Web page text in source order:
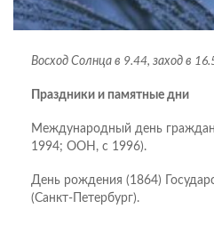
Восход Солнца в 9.44, заход в
Праздники и памятные дни
Международный день
1994; ООН, с 1996).
День рождения (1864)
(Санкт-Петербург).